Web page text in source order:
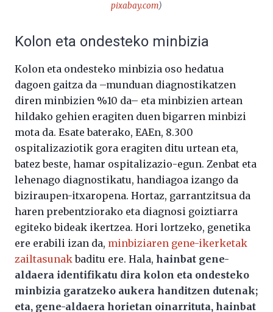
pixabay.com)
Kolon eta ondesteko minbizia
Kolon eta ondesteko minbizia oso hedatua
dagoen gaitza da –munduan diagnostikatzen
diren minbizien %10 da– eta minbizien artean
hildako gehien eragiten duen bigarren minbizi
mota da. Esate baterako, EAEn, 8.300
ospitalizaziotik gora eragiten ditu urtean eta,
batez beste, hamar ospitalizazio-egun. Zenbat eta
lehenago diagnostikatu, handiagoa izango da
biziraupen-itxaropena. Hortaz, garrantzitsua da
haren prebentziorako eta diagnosi goiztiarra
egiteko bideak ikertzea. Hori lortzeko, genetika
ere erabili izan da, minbiziaren gene-ikerketak
zailtasunakbaditu ere. Hala, hainbat gene-
aldaera identifikatu dira kolon eta ondesteko
minbizia garatzeko aukera handitzen dutenak;
eta, gene-aldaera horietan oinarrituta, hainbat